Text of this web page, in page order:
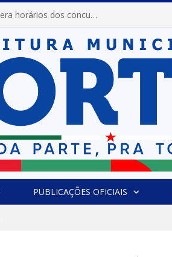
Prefeitura de Portel prorroga inscrições e altera horários dos concursos “Musa” e “Miss Mix Verão 2026”
PUBLICAÇÕES OFICIAIS